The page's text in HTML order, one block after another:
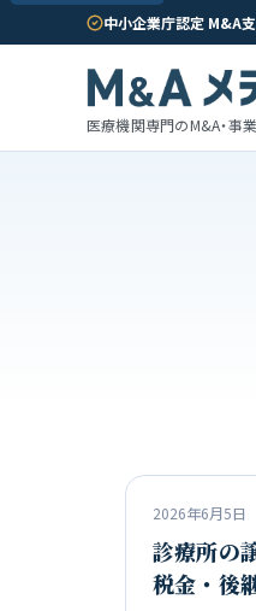
中小企業庁認定 M&A
医療機関専門のM&A・事
2026年6月5日
診療所の
税金・後